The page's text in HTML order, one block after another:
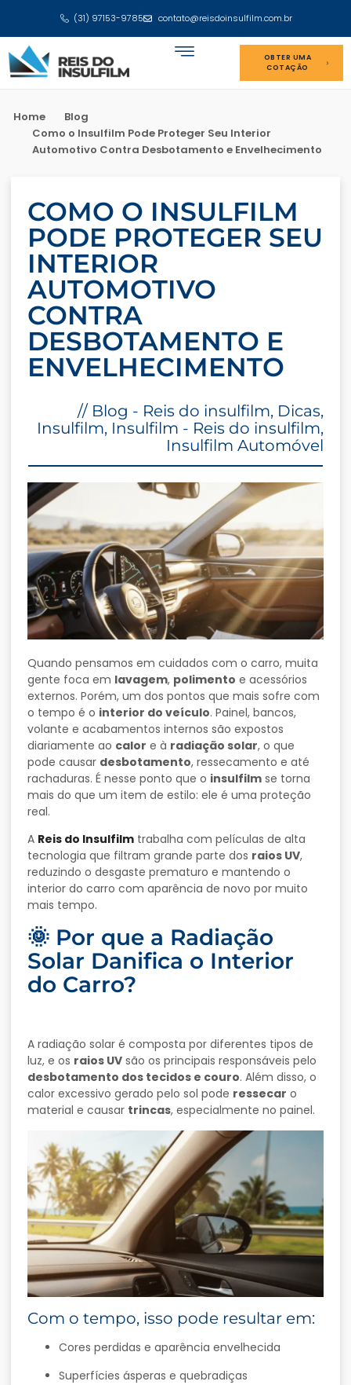
(31) 97153-9785 contato@reisdoinsulfilm.com.br
OBTER UMA
COTAÇÃO
Home
Blog
Como o Insulfilm Pode Proteger Seu Interior
Automotivo Contra Desbotamento e Envelhecimento
COMO O INSULFILM
PODE PROTEGER SEU
INTERIOR
AUTOMOTIVO
CONTRA
DESBOTAMENTO E
ENVELHECIMENTO
// Blog - Reis do insulfilm, Dicas,
Insulfilm, Insulfilm - Reis do insulfilm,
Insulfilm Automóvel
Quando pensamos em cuidados com o carro, muita
gente foca em lavagem, polimento e acessórios
externos. Porém, um dos pontos que mais sofre com
o tempo é o interior do veículo. Painel, bancos,
volante e acabamentos internos são expostos
diariamente ao calor e à radiação solar, o que
pode causar desbotamento, ressecamento e até
rachaduras. É nesse ponto que o insulfilm se torna
mais do que um item de estilo: ele é uma proteção
real.
A Reis do Insulfilm trabalha com películas de alta
tecnologia que filtram grande parte dos raios UV,
reduzindo o desgaste prematuro e mantendo o
interior do carro com aparência de novo por muito
mais tempo.
🌞 Por que a Radiação
Solar Danifica o Interior
do Carro?
A radiação solar é composta por diferentes tipos de
luz, e os raios UV são os principais responsáveis pelo
desbotamento dos tecidos e couro. Além disso, o
calor excessivo gerado pelo sol pode ressecar o
material e causar trincas, especialmente no painel.
Com o tempo, isso pode resultar em:
Cores perdidas e aparência envelhecida
Superfícies ásperas e quebradiças